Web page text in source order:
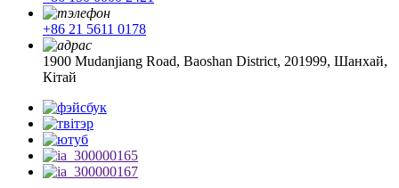
+86 21 5611 0178
1900 Mudanjiang Road, Baoshan District, 201999, Шанхай,
Кітай